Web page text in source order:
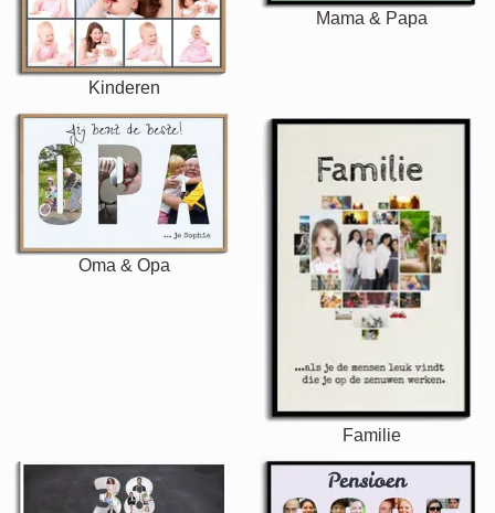
Kinderen
Mama & Papa
Oma & Opa
Familie